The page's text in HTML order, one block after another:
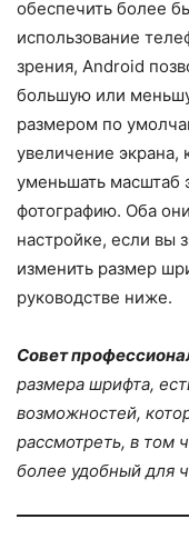
обеспечить более
использование
зрения, Android
большую или
размером по
увеличение экрана,
уменьшать масштаб
фотографию. Оба
настройке, если вы
изменить размер
руководстве ниже.
Совет
размера шрифта,
возможностей,
рассмотреть, в том
более удобный для